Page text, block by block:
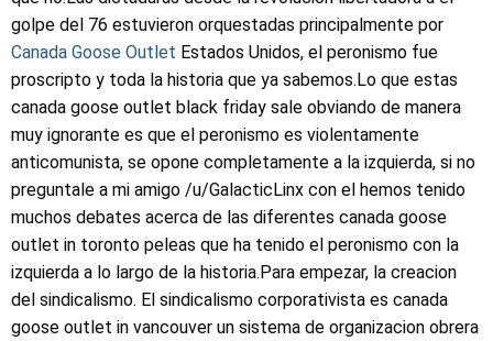
golpe del 76 estuvieron orquestadas principalmente por
Canada Goose Outlet Estados Unidos, el peronismo fue
proscripto y toda la historia que ya sabemos.Lo que estas
canada goose outlet black friday sale obviando de manera
muy ignorante es que el peronismo es violentamente
anticomunista, se opone completamente a la izquierda, si no
preguntale a mi amigo /u/GalacticLinx con el hemos tenido
muchos debates acerca de las diferentes canada goose
outlet in toronto peleas que ha tenido el peronismo con la
izquierda a lo largo de la historia.Para empezar, la creacion
del sindicalismo. El sindicalismo corporativista es canada
goose outlet in vancouver un sistema de organizacion obrera